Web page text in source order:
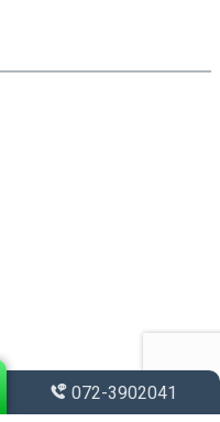
072-3902041